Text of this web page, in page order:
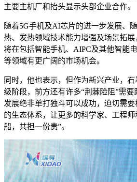
主要主机厂和抬头显示头部企业合作。
随着5G手机及AI芯片的进一步发展、
热、发热领域技术能力增强及场景拓
将在包括智能手机、AIPC及其他智能
等领域有更广阔的市场机会。
同时，他也表示，但作为新兴产业，
级阶段，前方还有许多“荆棘险阻”需
发展绝非单打独斗可以成功，迫切需
的生态体系，让更多的科学家、工程
船，共担一份责”。